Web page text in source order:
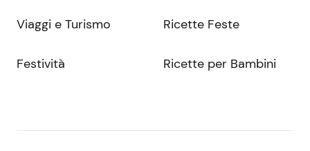
Viaggi e Turismo
Festività
Ricette Feste
Ricette per Bambini